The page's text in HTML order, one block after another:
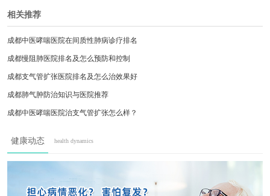
相关推荐
成都中医哮喘医院在间质性肺病诊疗排名
成都慢阻肺医院排名及怎么预防和控制
成都支气管扩张医院排名及怎么治效果好
成都肺气肿防治知识与医院推荐
成都中医哮喘医院治支气管扩张怎么样？
成都哮喘患者必看
健康动态 health dynamics